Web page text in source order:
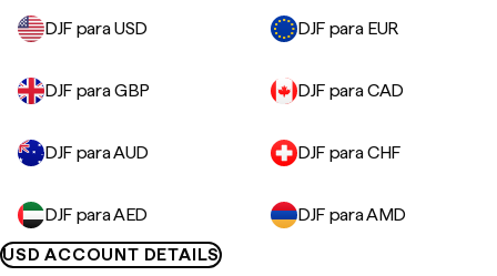
DJF para USD
DJF para EUR
DJF para GBP DJF para CAD
DJF para AUD DJF para CHF
DJF para AED
DJF para AMD
USD ACCOUNT DETAILS